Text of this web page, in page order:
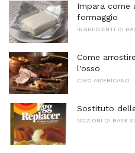
Impara come
formaggio
INGREDIENTI DI
Come
l'osso
CIBO AMERICANO
Sostituto
NOZIONI DI BASE